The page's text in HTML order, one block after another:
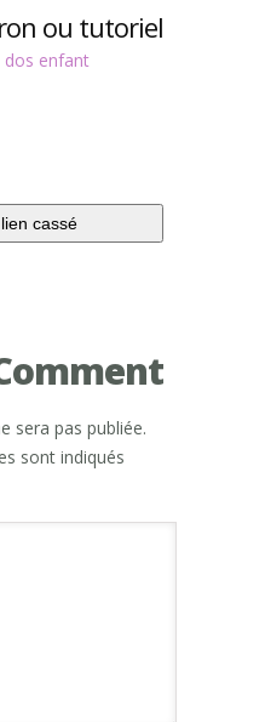
ou tutoriel
dos enfant
sera pas publiée.
sont indiqués